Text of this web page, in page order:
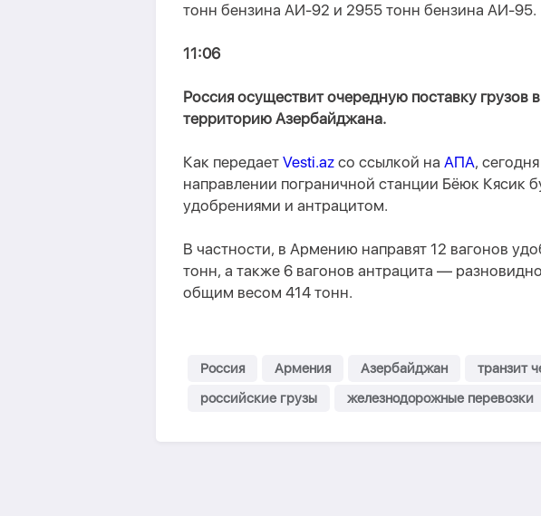
тонн бензина АИ-92 и 2955 тонн бензина АИ-95.
11:06
Россия осуществит очередную поставку грузов
территорию Азербайджана.
Как передает Vesti.az со ссылкой на АПА,
направлении пограничной станции Бёюк Кясик
удобрениями и антрацитом.
В частности, в Армению направят 12 вагонов
тонн, а также 6 вагонов антрацита —
общим весом 414 тонн.
Россия Армения Азербайджан
транзит
российские грузы
железнодорожные перевозки